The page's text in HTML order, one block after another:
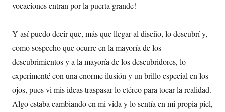
vocaciones entran por la puerta grande!
Y así puedo decir que, más que llegar al diseño, lo descubrí y,
como sospecho que ocurre en la mayoría de los
descubrimientos y a la mayoría de los descubridores, lo
experimenté con una enorme ilusión y un brillo especial en los
ojos, pues vi mis ideas traspasar lo etéreo para tocar la realidad.
Algo estaba cambiando en mi vida y lo sentía en mi propia piel,